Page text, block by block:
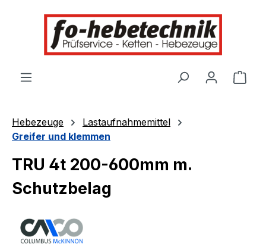
springen
Hebezeuge
Lastaufnahmemittel
Greifer und klemmen
TRU 4t 200-600mm m.
Schutzbelag